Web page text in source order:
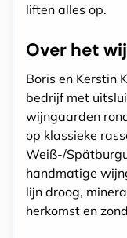
liften alles op.
Over het
Boris en Kerstin
bedrijf met
wijngaarden
op klassieke
Weiß-/
handmatige
lijn droog,
herkomst en